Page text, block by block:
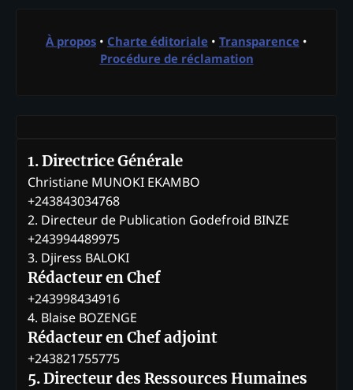
À propos • Charte éditoriale • Transparence •
Procédure de réclamation
1. Directrice Générale
Christiane MUNOKI EKAMBO
+243843034768
2. Directeur de Publication Godefroid BINZE
+243994489975
3. Djiress BALOKI
Rédacteur en Chef
+243998434916
4. Blaise BOZENGE
Rédacteur en Chef adjoint
+243821755775
5. Directeur des Ressources Humaines